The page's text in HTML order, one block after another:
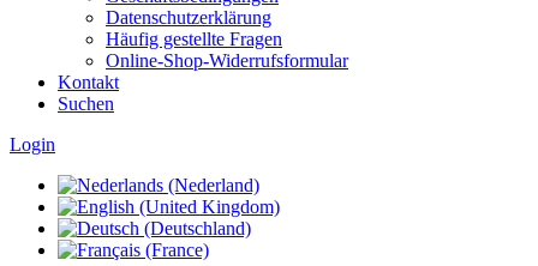
Datenschutzerklärung
Häufig gestellte Fragen
Online-Shop-Widerrufsformular
Kontakt
Suchen
Login